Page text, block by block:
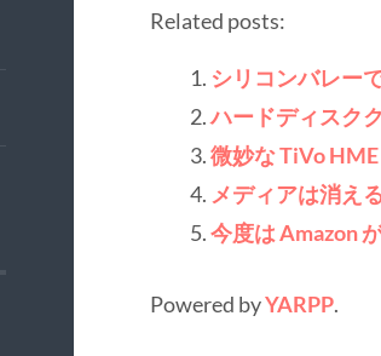
Related posts:
シリコンバレー
ハードディスク
微妙な TiVo HME
メディアは消え
今度は Amazon
Powered byYARPP.